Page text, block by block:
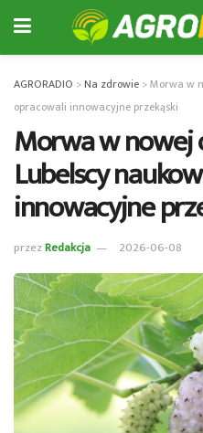
AGRORADIO >Na zdrowie >Morwa w
opracowali innowacyjne przekąski
Morwa w nowej
Lubelscy
innowacyjne
przezRedakcja 2026-06-08